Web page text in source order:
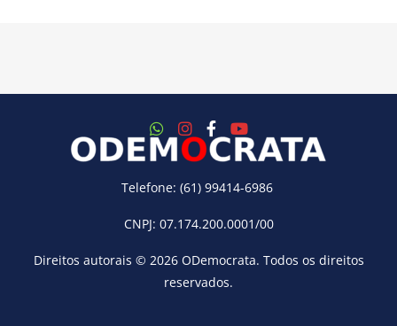
Telefone: (61) 99414-6986
CNPJ: 07.174.200.0001/00
Direitos autorais © 2026 ODemocrata. Todos os direitos
reservados.